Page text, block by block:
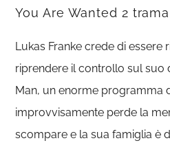
You Are Wanted 2 trama
Lukas Franke crede di essere
riprendere il controllo sul suo
Man, un enorme programma
improvvisamente perde la
scompare e la sua famiglia è